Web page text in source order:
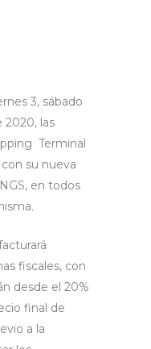
3, sábado
2020, las
Terminal
su nueva
en todos
fiscales, con
desde el 20%
final de
a la